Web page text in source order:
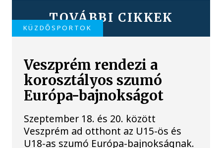
TOVÁBBI CIKKEK
KÜZDŐSPORTOK
Veszprém rendezi a
korosztályos szumó
Európa-bajnokságot
Szeptember 18. és 20. között
Veszprém ad otthont az U15-ös és
U18-as szumó Európa-bajnokságnak.